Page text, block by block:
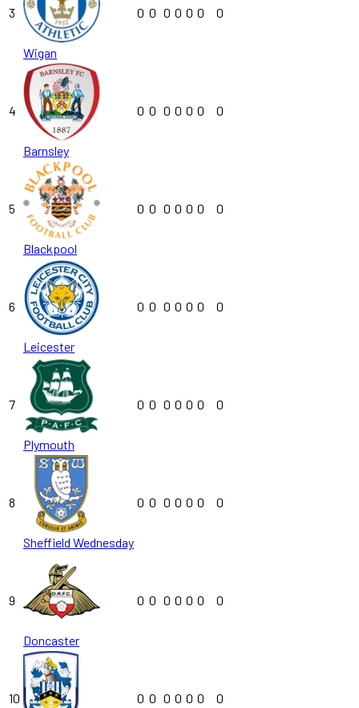
3
Wigan
0 0 0 0 0 0 0
4
Barnsley
0 0 0 0 0 0 0
5
Blackpool
0 0 0 0 0 0 0
6
Leicester
0 0 0 0 0 0 0
7
Plymouth
0 0 0 0 0 0 0
8
Sheffield Wednesday
0 0 0 0 0 0 0
9
Doncaster
0 0 0 0 0 0 0
10 0 0 0 0 0 0 0